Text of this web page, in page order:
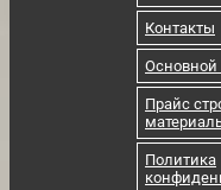
Контакты
Основной
Прайс
Политика